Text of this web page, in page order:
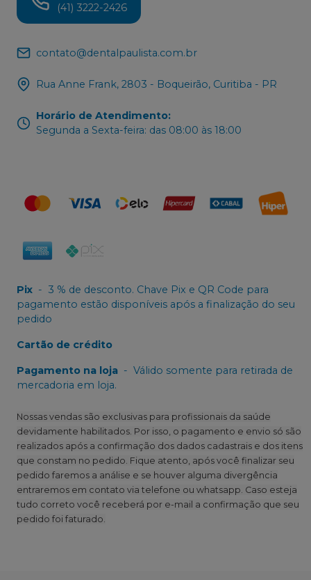
(41) 3222-2426
contato@dentalpaulista.com.br
Rua Anne Frank, 2803 - Boqueirão, Curitiba - PR
Horário de Atendimento:
Segunda a Sexta-feira: das 08:00 às 18:00
Pix - 3 % de desconto. Chave Pix e QR Code para
pagamento estão disponíveis após a finalização do seu
pedido
Cartão de crédito
Pagamento na loja - Válido somente para retirada de
mercadoria em loja.
Nossas vendas são exclusivas para profissionais da saúde
devidamente habilitados. Por isso, o pagamento e envio só são
realizados após a confirmação dos dados cadastrais e dos itens
que constam no pedido. Fique atento, após você finalizar seu
pedido faremos a análise e se houver alguma divergência
entraremos em contato via telefone ou whatsapp. Caso esteja
tudo correto você receberá por e-mail a confirmação que seu
pedido foi faturado.